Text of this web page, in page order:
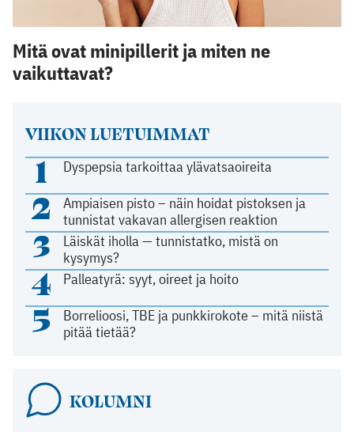
VIIKON LUETUIMMAT
1 Dyspepsia tarkoittaa ylävatsaoireita
2
Ampiaisen pisto – näin hoidat pistoksen ja
tunnistat vakavan allergisen reaktion
3
Läiskät iholla — tunnistatko, mistä on
kysymys?
4 Palleatyrä: syyt, oireet ja hoito
5
Borrelioosi, TBE ja punkkirokote – mitä niistä
pitää tietää?
KOLUMNI
Mitä ovat minipillerit ja miten ne
vaikuttavat?